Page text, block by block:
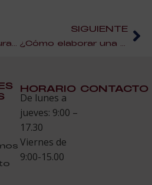
SIGUIENTE
HORARIO
De lunes a
jueves: 9:00 –
17.30
Viernes de
9:00-15.00
CONTACTO